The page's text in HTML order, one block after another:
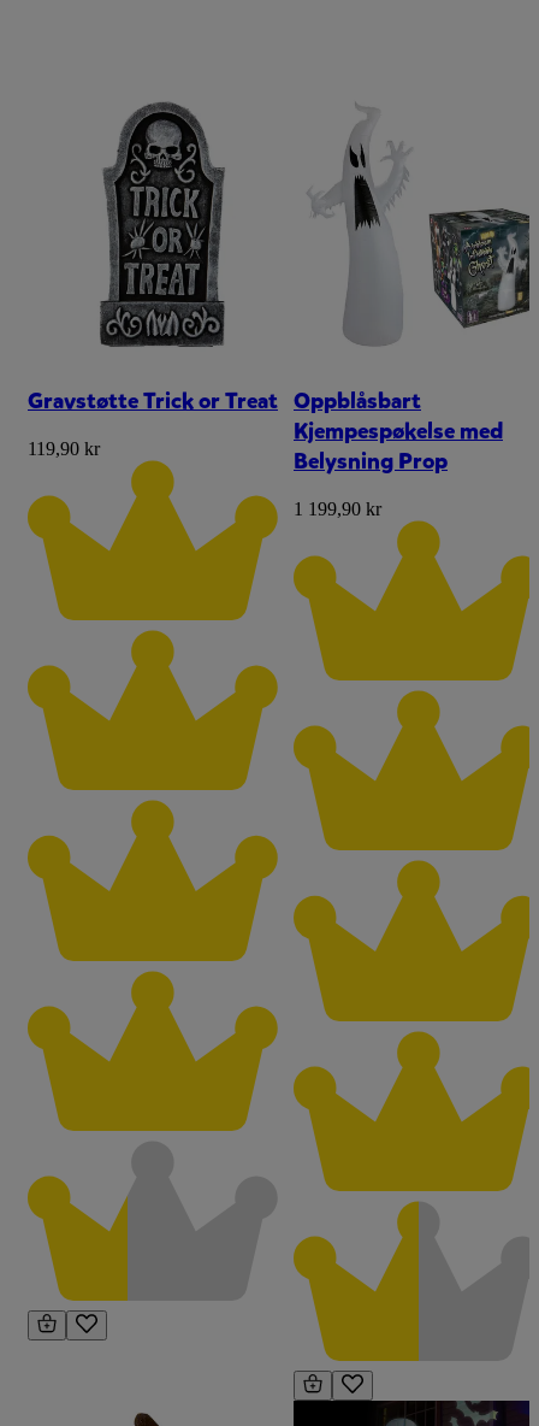
Gravstøtte Trick or Treat
119,90 kr
Oppblåsbart
Kjempespøkelse med
Belysning Prop
1 199,90 kr